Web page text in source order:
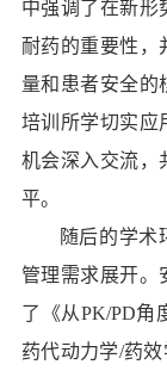
中强调了在新形
耐药的重要性，
量和患者安全的
培训所学切实应
机会深入交流，
平。
随后的学术
管理需求展开。
了《从PK/PD角
药代动力学/药效